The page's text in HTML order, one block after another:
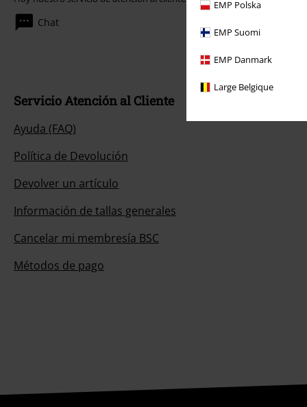
EMP Polska
EMP Suomi
EMP Danmark
Large Belgique
Chat
Servicio Atención al Cliente
Ayuda (FAQ)
Política de Devolución
Devolver un artículo
Información de tallas generales
Cancelar mi membresía BSC
Métodos de pago